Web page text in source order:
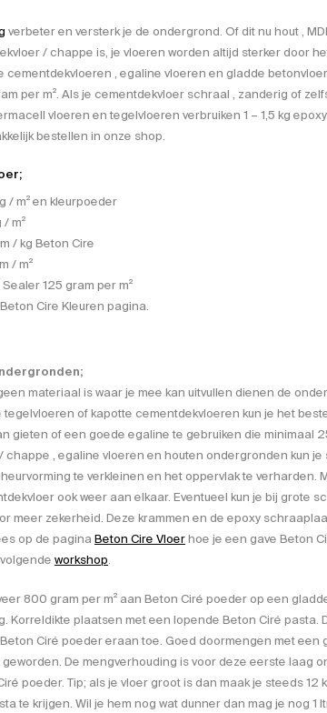
verbeter en versterk je de ondergrond. Of dit nu hout ,
/ chappe is, je vloeren worden altijd sterker door
cementdekvloeren , egaline vloeren en gladde
per m². Als je cementdekvloer schraal , zanderig of
vloeren en tegelvloeren verbruiken 1 – 1,5 kg
bestellen in onze shop.
/ m² en kleurpoeder
m²
/ kg Beton Cire
/ m²
125 gram per m²
Cire Kleuren pagina.
materiaal is waar je mee kan uitvullen dienen de
tegelvloeren of kapotte cementdekvloeren kun je het
gieten of een goede egaline te gebruiken die minimaal
chappe , egaline vloeren en houten ondergronden kun
te verkleinen en het oppervlak te verharden.
ook weer aan elkaar. Eventueel kun je bij grote
meer zekerheid. Deze krammen en de epoxy
op de pagina Beton Cire Vloerhoe je een gave Beton
workshop.
800 gram per m² aan Beton Ciré poeder op een
Korreldikte plaatsen met een lopende Beton Ciré pasta.
Ciré poeder eraan toe. Goed doormengen met een
De mengverhouding is voor deze eerste laag
poeder. Tip; als je vloer groot is dan maak je steeds 12
te krijgen. Wil je hem nog wat dunner dan mag je nog 1